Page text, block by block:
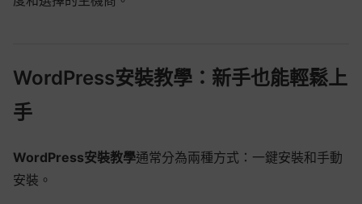
WordPress安裝教學：新手也能輕鬆上
手
WordPress安裝教學通常分為兩種方式：一鍵安裝和手動
安裝。